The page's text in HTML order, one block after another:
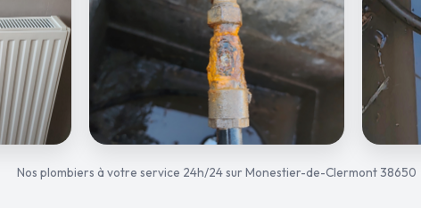
Nos plombiers à votre service 24h/24 sur Monestier-de-Clermont 38650